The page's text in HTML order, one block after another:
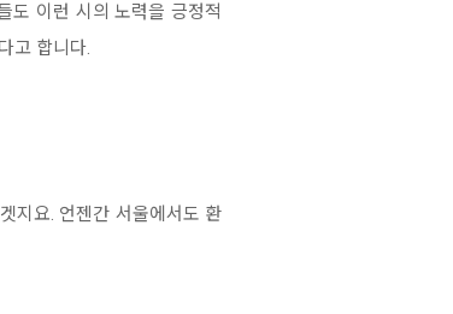
도 이런 시의 노력을 긍정적
고 합니다.
지요. 언젠간 서울에서도 환